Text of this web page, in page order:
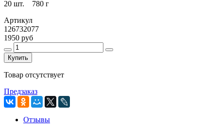
20 шт. 780 г
Артикул
126732077
1950 руб
Купить
Товар отсутствует
Предзаказ
Отзывы